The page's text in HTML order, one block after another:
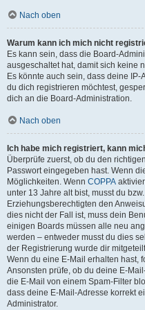
Nach oben
Warum kann ich mich nicht
Es kann sein, dass die Board-
ausgeschaltet hat, damit sich keine
Es könnte auch sein, dass deine
du dich registrieren möchtest,
dich an die Board-Administration.
Nach oben
Ich habe mich registriert, kann
Überprüfe zuerst, ob du den
Passwort eingegeben hast. Wenn
Möglichkeiten. Wenn COPPA
unter 13 Jahre alt bist, musst du
Erziehungsberechtigten den
dies nicht der Fall ist, muss dein
einigen Boards müssen alle neu
werden – entweder musst du dies
der Registrierung wurde dir
Wenn du eine E-Mail erhalten hast,
Ansonsten prüfe, ob du deine E-
die E-Mail von einem Spam-Filter
dass deine E-Mail-Adresse korrekt
Administrator.